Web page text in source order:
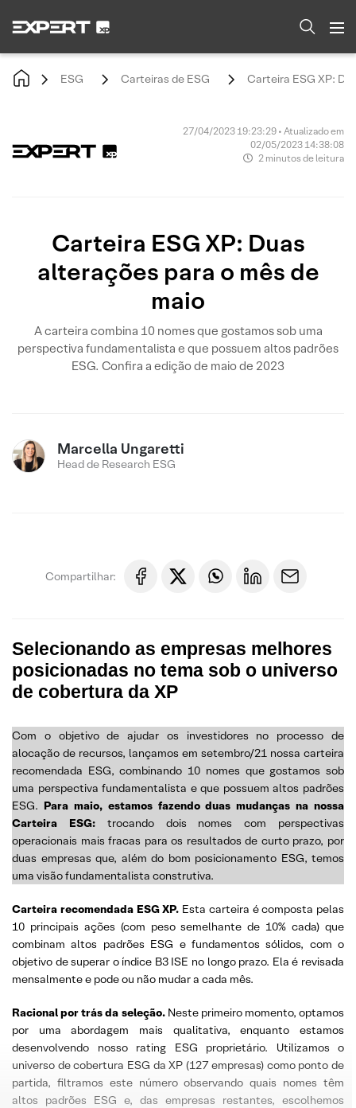
ESG Carteiras de ESG Carteira ESG XP:
27/04/2023 19:23:29 • Atualizado em
02/05/2023 14:38:08
2 minutos de leitura
Carteira ESG XP: Duas
alterações para o mês de
maio
A carteira combina 10 nomes que gostamos sob uma
perspectiva fundamentalista e que possuem altos padrões
ESG. Confira a edição de maio de 2023
Marcella Ungaretti
Head de Research ESG
Compartilhar:
Selecionando as empresas melhores
posicionadas no tema sob o universo
de cobertura da XP
Com o objetivo de ajudar os investidores no processo de
alocação de recursos, lançamos em setembro/21 nossa carteira
recomendada ESG, combinando 10 nomes que gostamos sob
uma perspectiva fundamentalista e que possuem altos padrões
ESG. Para maio, estamos fazendo duas mudanças na nossa
Carteira ESG:trocando dois nomes com perspectivas
operacionais mais fracas para os resultados de curto prazo, por
duas empresas que, além do bom posicionamento ESG, temos
uma visão fundamentalista construtiva.
Carteira recomendada ESG XP. Esta carteira é composta pelas
10 principais ações (com peso semelhante de 10% cada) que
combinam altos padrões ESG e fundamentos sólidos, com o
objetivo de superar o índice B3 ISE no longo prazo. Ela é revisada
mensalmente e pode ou não mudar a cada mês.
Racional por trás da seleção. Neste primeiro momento, optamos
por uma abordagem mais qualitativa, enquanto estamos
desenvolvendo nosso rating ESG proprietário. Utilizamos o
universo de cobertura ESG da XP (127 empresas) como ponto de
partida, filtramos este número observando quais nomes têm
altos padrões ESG e, das empresas restantes, escolhemos